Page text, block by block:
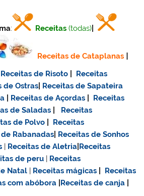
: Receitas (todas)
Receitas de Cataplanas
Receitas de Risoto
Receitas
de Ostras Receitas de Sapateira
Receitas de Açordas
Receitas
de Saladas
Receitas
de Polvo
Receitas
Rabanadas Receitas de Sonhos
| Receitas de Aletria Receitas
de peru | Receitas
Natal | Receitas mágicas
Receitas
com abóbora Receitas de canja